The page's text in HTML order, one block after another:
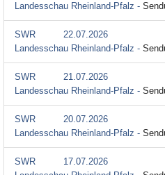
Landesschau Rheinland-Pfalz -
SWR
22.07.2026
Landesschau Rheinland-Pfalz -
SWR
21.07.2026
Landesschau Rheinland-Pfalz -
SWR
20.07.2026
Landesschau Rheinland-Pfalz -
SWR
17.07.2026